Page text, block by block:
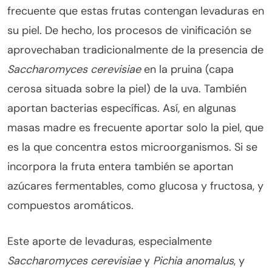
frecuente que estas frutas contengan levaduras en
su piel. De hecho, los procesos de vinificación se
aprovechaban tradicionalmente de la presencia de
Saccharomyces cerevisiaeen la pruina (capa
cerosa situada sobre la piel) de la uva. También
aportan bacterias específicas. Así, en algunas
masas madre es frecuente aportar solo la piel, que
es la que concentra estos microorganismos. Si se
incorpora la fruta entera también se aportan
azúcares fermentables, como glucosa y fructosa, y
compuestos aromáticos.
Este aporte de levaduras, especialmente
Saccharomyces cerevisiaey Pichia anomalus, y